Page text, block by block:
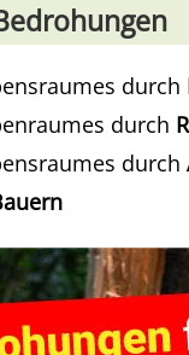
durch
durch
durch